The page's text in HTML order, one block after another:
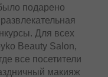
подарено
Для всех
Beauty Salon,
все посетители
макияж